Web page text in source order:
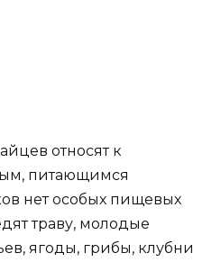
относят к
питающимся
нет особых пищевых
траву, молодые
ягоды, грибы, клубни